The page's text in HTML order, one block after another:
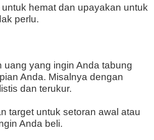
hemat dan upayakan untuk
perlu.
yang ingin Anda tabung
Anda. Misalnya dengan
dan terukur.
target untuk setoran awal atau
Anda beli.